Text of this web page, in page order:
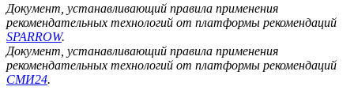
Документ, устанавливающий правила применения
рекомендательных технологий от платформы рекомендаций
SPARROW.
Документ, устанавливающий правила применения
рекомендательных технологий от платформы рекомендаций
СМИ24.